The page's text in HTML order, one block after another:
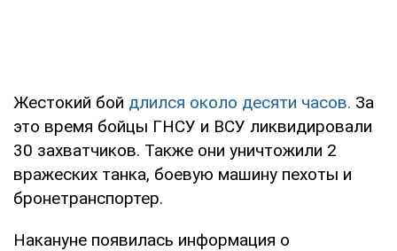
Жестокий бой длился около десяти часов. За
это время бойцы ГНСУ и ВСУ ликвидировали
30 захватчиков. Также они уничтожили 2
вражеских танка, боевую машину пехоты и
бронетранспортер.
Накануне появилась информация о